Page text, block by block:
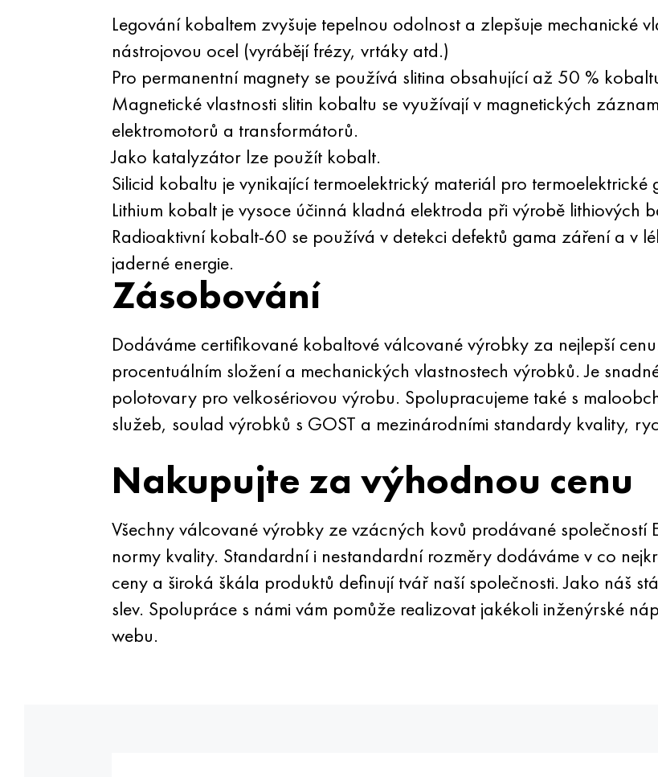
Legování kobaltem zvyšuje tepelnou odolnost a zlepšuje mechanické
nástrojovou ocel (vyrábějí frézy, vrtáky atd.)
Pro permanentní magnety se používá slitina obsahující až 50 %
Magnetické vlastnosti slitin kobaltu se využívají v magnetických
elektromotorů a transformátorů.
Jako katalyzátor lze použít kobalt.
Silicid kobaltu je vynikající termoelektrický materiál pro termoelektrické
Lithium kobalt je vysoce účinná kladná elektroda při výrobě lithiových
Radioaktivní kobalt-60 se používá v detekci defektů gama záření a v
jaderné energie.
Zásobování
Dodáváme certifikované kobaltové válcované výrobky za nejlepší
procentuálním složení a mechanických vlastnostech výrobků. Je
polotovary pro velkosériovou výrobu. Spolupracujeme také s
služeb, soulad výrobků s GOST a mezinárodními standardy kvality,
Nakupujte za výhodnou cenu
Všechny válcované výrobky ze vzácných kovů prodávané společností
normy kvality. Standardní i nestandardní rozměry dodáváme v co
ceny a široká škála produktů definují tvář naší společnosti. Jako náš
slev. Spolupráce s námi vám pomůže realizovat jakékoli inženýrské
webu.